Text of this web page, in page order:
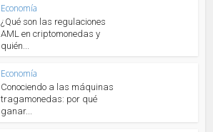
Economía
¿Qué son las regulaciones
AML en criptomonedas y
quién...
Economía
Conociendo a las máquinas
tragamonedas: por qué
ganar...